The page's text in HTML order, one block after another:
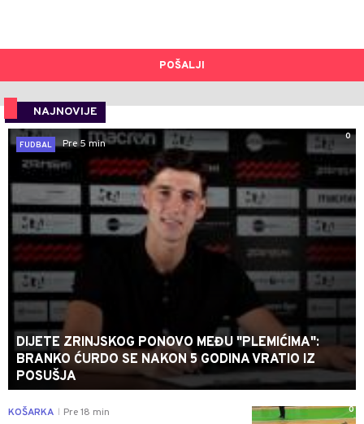
POŠALJI
NAJNOVIJE
0
FUDBAL
Pre 5 min
DIJETE ZRINJSKOG PONOVO MEĐU "PLEMIĆIMA":
BRANKO ĆURDO SE NAKON 5 GODINA VRATIO IZ
POSUŠJA
0
KOŠARKA Pre 18 min